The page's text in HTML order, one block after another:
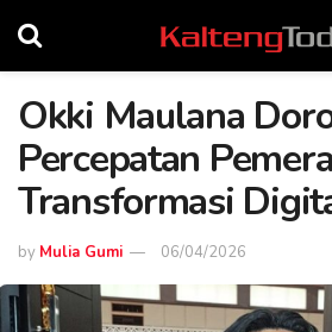
Okki Maulana
Percepatan
Transformasi
by Mulia Gumi 06/04/2026